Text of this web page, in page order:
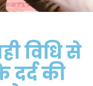
विधि से
की